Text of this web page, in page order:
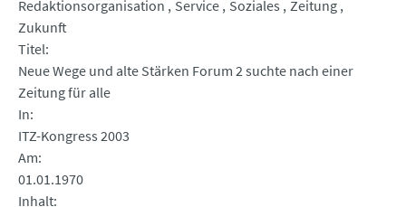
Redaktionsorganisation
Service Soziales Zeitung
Zukunft
Titel
Neue Wege und alte Stärken Forum 2 suchte nach einer
Zeitung für alle
In
ITZ-Kongress 2003
Am
01.01.1970
Inhalt